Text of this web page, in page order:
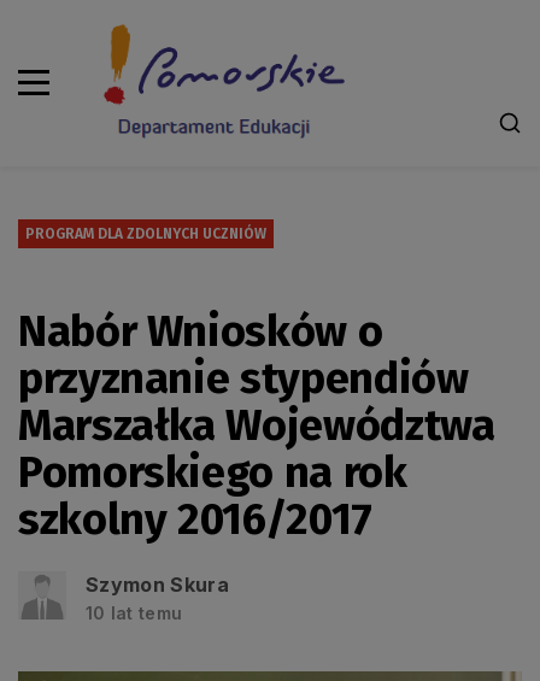
PROGRAM DLA ZDOLNYCH UCZNIÓW
Nabór Wniosków o
przyznanie stypendiów
Marszałka Województwa
Pomorskiego na rok
szkolny 2016/2017
Szymon Skura
10 lat temu